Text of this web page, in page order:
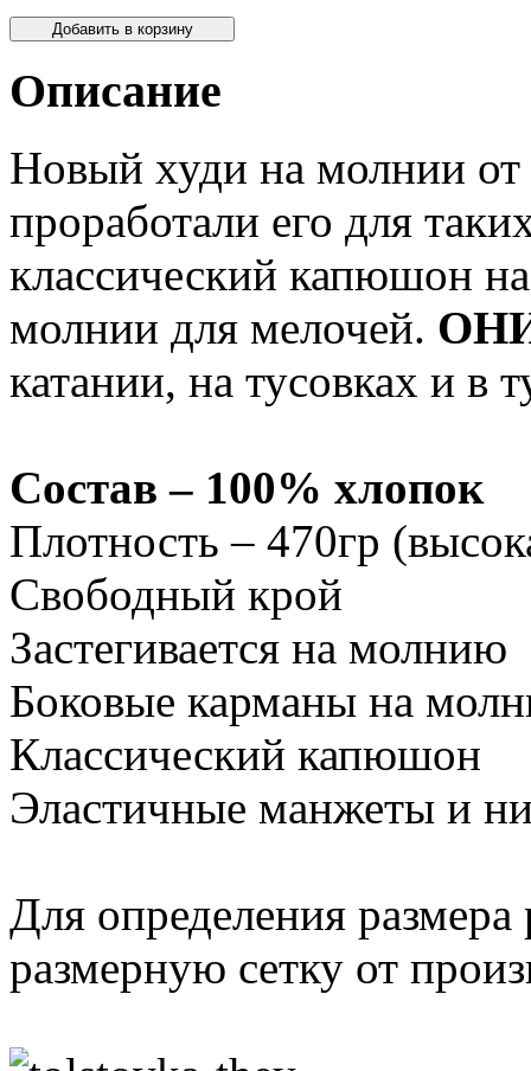
Описание
Новый худи на молнии
проработали его для
классический капюшон
молнии для мелочей.
катании, на тусовках и в
Состав – 100% хлопок
Плотность – 470гр
Свободный крой
Застегивается на молнию
Боковые карманы на
Классический капюшон
Эластичные манжеты и
Для определения размера
размерную сетку от